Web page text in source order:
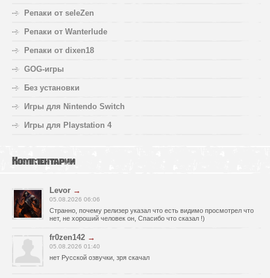
Репаки от seleZen
Репаки от Wanterlude
Репаки от dixen18
GOG-игры
Без установки
Игры для Nintendo Switch
Игры для Playstation 4
Комментарии
Levor →
05.08.2026 06:06
Странно, почему релизер указал что есть видимо просмотрел что
нет, не хороший человек он, Спасибо что сказал !)
fr0zen142 →
05.08.2026 01:40
нет Русской озвучки, зря скачал